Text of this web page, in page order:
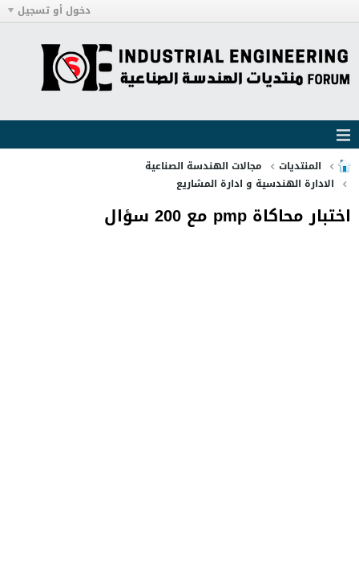
دخول أو تسجيل
المنتديات
مجالات الهندسة الصناعية
الادارة الهندسية و ادارة المشاريع
اختبار محاكاة pmp مع 200 سؤال